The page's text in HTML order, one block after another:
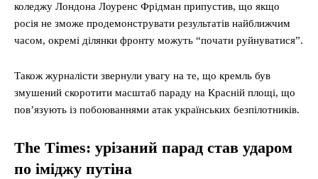
коледжу Лондона Лоуренс Фрідман припустив, що якщо
росія не зможе продемонструвати результатів найближчим
часом, окремі ділянки фронту можуть “почати руйнуватися”.
Також журналісти звернули увагу на те, що кремль був
змушений скоротити масштаб параду на Красній площі, що
пов’язують із побоюваннями атак українських безпілотників.
The Times: урізаний парад став ударом
по іміджу путіна